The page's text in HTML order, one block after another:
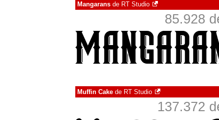
Mangarans de RT Studio
85.928
Muffin Cake de RT Studio
137.372